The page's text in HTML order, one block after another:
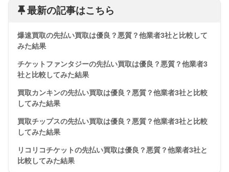
最新の記事はこちら
爆速買取の先払い買取は優良？悪質？他業者3社と比較して
みた結果
チケットファンタジーの先払い買取は優良？悪質？他業者3
社と比較してみた結果
買取カンキンの先払い買取は優良？悪質？他業者3社と比較
してみた結果
買取チップスの先払い買取は優良？悪質？他業者3社と比較
してみた結果
リコリコチケットの先払い買取は優良？悪質？他業者3社と
比較してみた結果